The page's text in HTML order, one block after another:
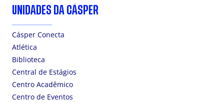
UNIDADES DA CÁSPER
Cásper Conecta
Atlética
Biblioteca
Central de Estágios
Centro Acadêmico
Centro de Eventos